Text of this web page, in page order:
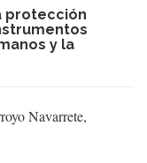
protección
y la
Navarrete,